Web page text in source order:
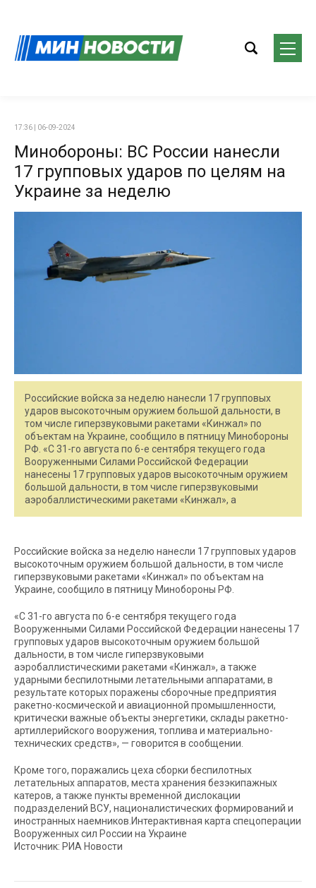
17:36 | 06-09-2024
Минобороны: ВС России нанесли
17 групповых ударов по целям на
Украине за неделю
Российские войска за неделю нанесли 17 групповых
ударов высокоточным оружием большой дальности, в
том числе гиперзвуковыми ракетами «Кинжал» по
объектам на Украине, сообщило в пятницу Минобороны
РФ. «С 31-го августа по 6-е сентября текущего года
Вооруженными Силами Российской Федерации
нанесены 17 групповых ударов высокоточным оружием
большой дальности, в том числе гиперзвуковыми
аэробаллистическими ракетами «Кинжал», а
Российские войска за неделю нанесли 17 групповых ударов
высокоточным оружием большой дальности, в том числе
гиперзвуковыми ракетами «Кинжал» по объектам на
Украине, сообщило в пятницу Минобороны РФ.
«С 31-го августа по 6-е сентября текущего года
Вооруженными Силами Российской Федерации нанесены 17
групповых ударов высокоточным оружием большой
дальности, в том числе гиперзвуковыми
аэробаллистическими ракетами «Кинжал», а также
ударными беспилотными летательными аппаратами, в
результате которых поражены сборочные предприятия
ракетно-космической и авиационной промышленности,
критически важные объекты энергетики, склады ракетно-
артиллерийского вооружения, топлива и материально-
технических средств», — говорится в сообщении.
Кроме того, поражались цеха сборки беспилотных
летательных аппаратов, места хранения безэкипажных
катеров, а также пункты временной дислокации
подразделений ВСУ, националистических формирований и
иностранных наемников.Интерактивная карта спецоперации
Вооруженных сил России на Украине
Источник: РИА Новости